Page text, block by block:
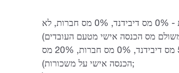
ישויות אזור תעשייה חופשי (אם כל הדרישות מתקיימות - 0% מס דיבידנד, 0% מס חברות, לא
ישויות אזור וירטואלי (אם כל הדרישות מתקיימות - 5% מס דיבידנד, 0% מס חברות, 20% מס
הכנסה אישי על משכורות);